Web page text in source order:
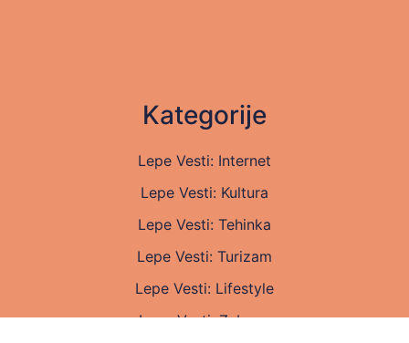
Kategorije
Lepe Vesti: Internet
Lepe Vesti: Kultura
Lepe Vesti: Tehinka
Lepe Vesti: Turizam
Lepe Vesti: Lifestyle
Lepe Vesti: Zabava